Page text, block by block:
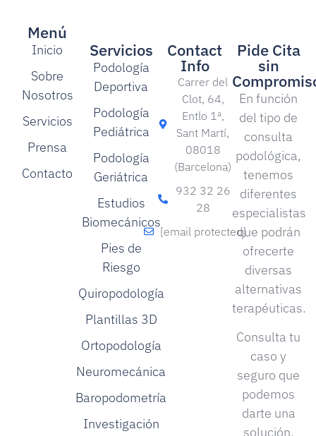
Menú
Inicio
Sobre
Nosotros
Servicios
Prensa
Contacto
Servicios
Podología
Deportiva
Podología
Pediátrica
Podología
Geriátrica
Estudios
Biomecánicos
Pies de
Riesgo
Quiropodología
Plantillas 3D
Ortopodología
Neuromecánica
Baropodometría
Investigación
Contact
Info
Carrer del
Clot, 64,
Entlo 1ª,
Sant Martí,
08018
(Barcelona)
932 32 26
28
[email protected]
Pide Cita
sin
En función
del tipo de
consulta
podológica,
tenemos
diferentes
especialistas
que podrán
ofrecerte
diversas
alternativas
terapéuticas.
Consulta tu
caso y
seguro que
podemos
darte una
solución.